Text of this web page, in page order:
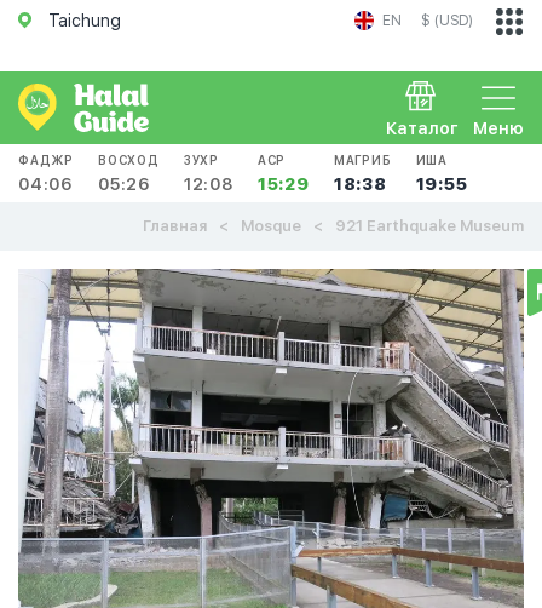
Taichung EN $ (USD)
Меню
Каталог
ФАДЖР
04:06
ВОСХОД
05:26
ЗУХР
12:08
АСР
15:29
МАГРИБ
18:38
ИША
19:55
Главная Mosque 921 Earthquake Museum